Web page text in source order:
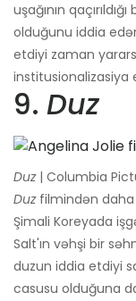
uşağının
olduğunu iddia
etdiyi zaman
institusionalizasiya
9. Duz
Duz| Columbia
Duzfilmindən daha
Şimali Koreyada
Salt'ın vəhşi bir
duzun iddia etdiyi
casusu olduğuna